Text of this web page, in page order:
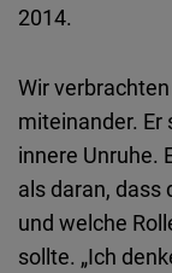
2014.
Wir
miteinander. Er
innere Unruhe.
als daran, dass
und welche
sollte. „Ich